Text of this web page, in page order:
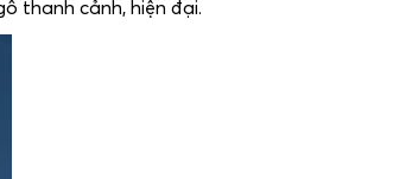
thanh cảnh, hiện đại.